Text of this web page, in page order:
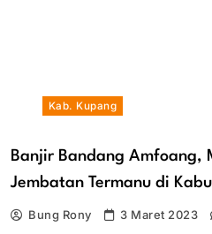
Kab. Kupang
Banjir Bandang Amfoang,
Jembatan Termanu di
Bung Rony 3 Maret 2023